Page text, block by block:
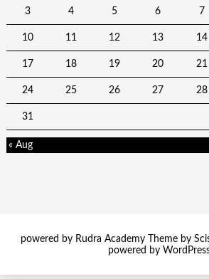
3 4 5 6 7
10 11 12 13 14
17 18 19 20 21
24 25 26 27 28
31
« Aug
powered by Rudra Academy Theme by
powered by